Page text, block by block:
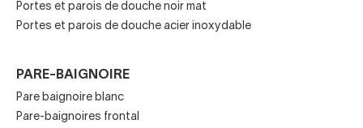
Si vous recherchez des parois de douche ou des pare-
baignoires, commencez par vous poser les questions
Quel est l'espace disponible ?
Portes et parois de douche noir mat
Portes et parois de douche acier inoxydable
PARE-BAIGNOIRE
Pare baignoire blanc
Pare-baignoires frontal